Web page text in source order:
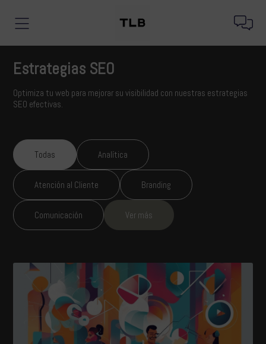
Estrategias SEO
Optimiza tu web para mejorar su visibilidad con nuestras estrategias
SEO efectivas.
Todas Analítica
Atención al Cliente Branding
Comunicación Ver más